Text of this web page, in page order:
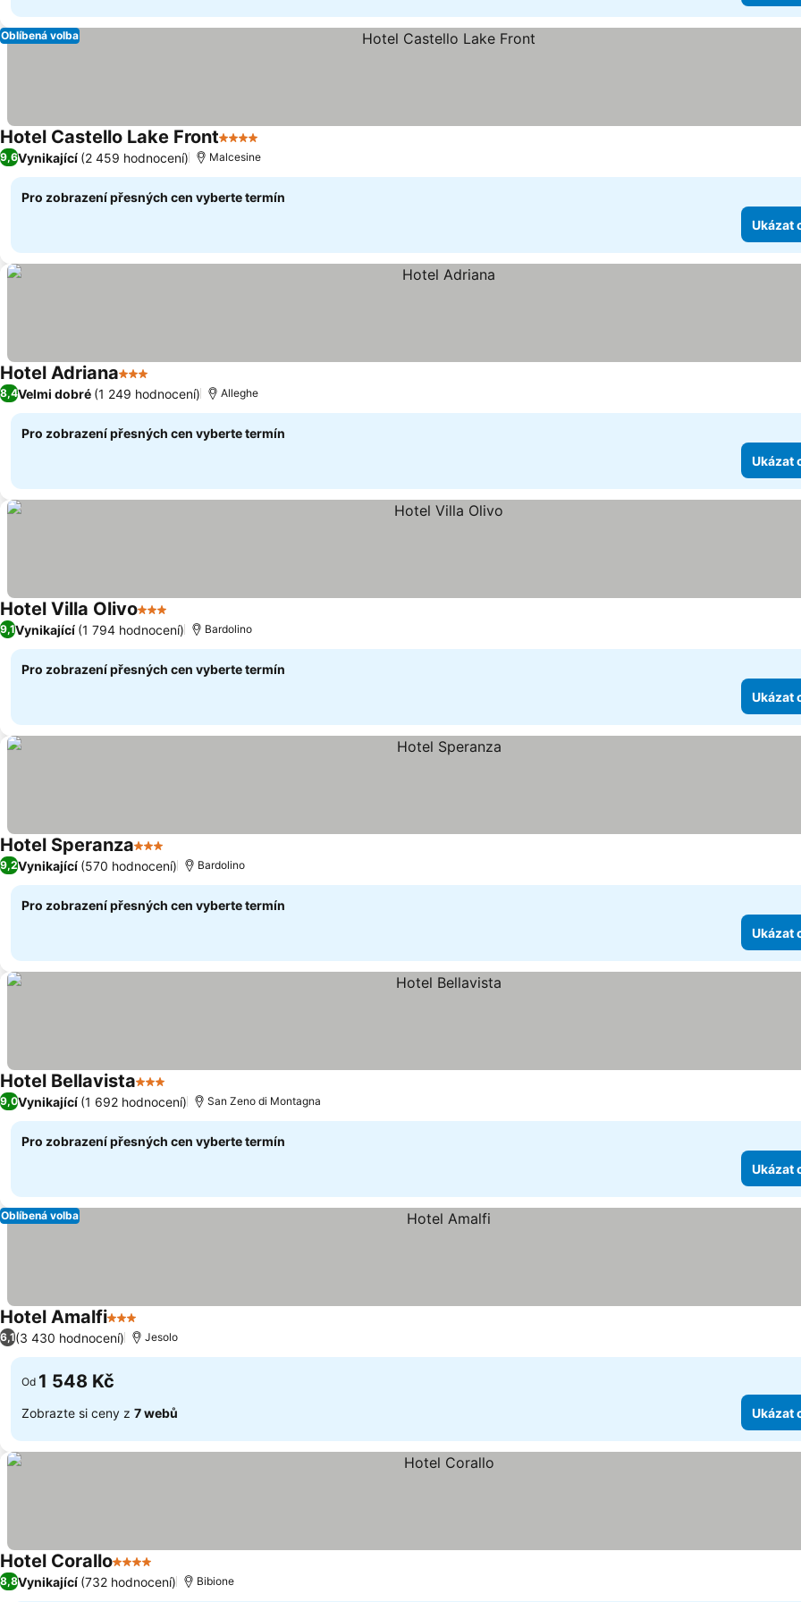
Oblíbená volba
Hotel Castello Lake Front4 Počet hvězdiček
9,6Vynikající (2 459 hodnocení) Malcesine
Pro zobrazení přesných cen vyberte termín
Ukázat
Hotel Adriana3 Počet hvězdiček
Ukázat ceny
8,4Velmi dobré (1 249 hodnocení) Alleghe
Pro zobrazení přesných cen vyberte termín
Ukázat
Hotel Villa Olivo3 Počet hvězdiček
Ukázat ceny
9,1Vynikající (1 794 hodnocení) Bardolino
Pro zobrazení přesných cen vyberte termín
Ukázat
Hotel Speranza3 Počet hvězdiček
Ukázat ceny
9,2Vynikající (570 hodnocení) Bardolino
Pro zobrazení přesných cen vyberte termín
Ukázat
Hotel Bellavista3 Počet hvězdiček
Ukázat ceny
9,0Vynikající (1 692 hodnocení) San Zeno di Montagna
Pro zobrazení přesných cen vyberte termín
Ukázat
Oblíbená volba
Hotel Amalfi3 Počet hvězdiček
6,1(3 430 hodnocení) Jesolo
Od 1 548 Kč
Zobrazte si ceny z 7 webů Ukázat
Hotel Corallo4 Počet hvězdiček
Ukázat ceny
8,8Vynikající (732 hodnocení) Bibione